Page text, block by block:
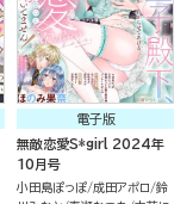
電子版
無敵恋愛S*girl 2024年
10月号
小田島ぽっぽ 成田アポロ 鈴